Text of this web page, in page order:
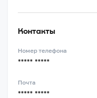
Контакты
Номер телефона
***** *****
Почта
***** *****